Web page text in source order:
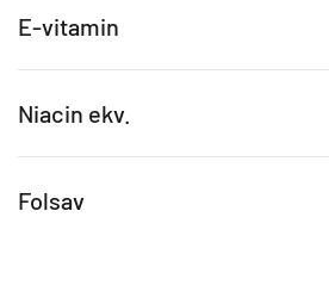
E-vitamin
Niacin ekv.
Folsav